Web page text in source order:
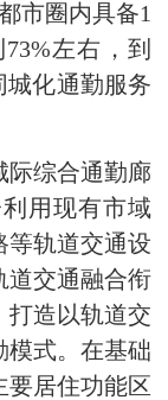
市圈内具备1
左右，到
城化通勤服务
综合通勤廊
用现有市域
等轨道交通设
道交通融合衔
打造以轨道交
模式。在基础
居住功能区